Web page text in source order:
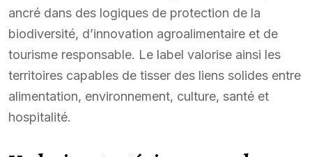
ancré dans des logiques de protection de la
biodiversité, d’innovation agroalimentaire et de
tourisme responsable. Le label valorise ainsi les
territoires capables de tisser des liens solides entre
alimentation, environnement, culture, santé et
hospitalité.